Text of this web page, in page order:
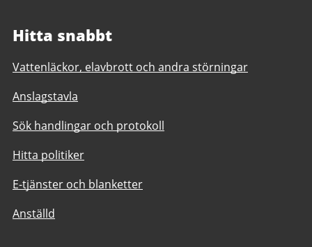
Hitta snabbt
Vattenläckor, elavbrott och andra störningar
Anslagstavla
Sök handlingar och protokoll
Hitta politiker
E-tjänster och blanketter
Anställd